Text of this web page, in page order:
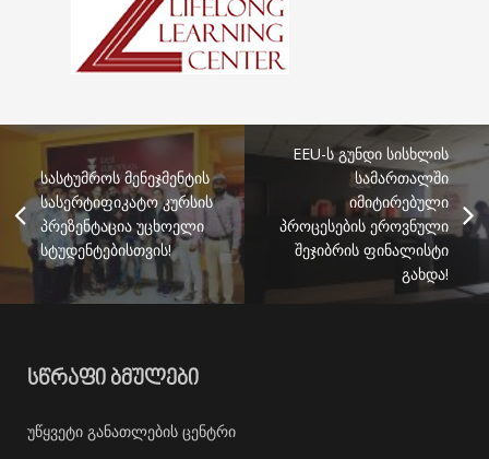
სასტუმროს მენეჯმენტის
სასერტიფიკატო კურსის
პრეზენტაცია უცხოელი
სტუდენტებისთვის!
EEU-ს გუნდი სისხლის
სამართალში
იმიტირებული
პროცესების ეროვნული
შეჯიბრის ფინალისტი
გახდა!
ᲡᲬᲠᲐᲤᲘ ᲑᲛᲣᲚᲔᲑᲘ
უწყვეტი განათლების ცენტრი